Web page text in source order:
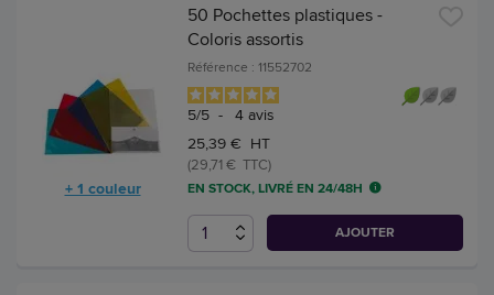
+ 1 couleur
50 Pochettes plastiques -
Coloris assortis
Référence : 11552702
5/5 - 4 avis
25,39 € HT
(29,71 € TTC)
EN STOCK, LIVRÉ EN 24/48H
AJOUTER